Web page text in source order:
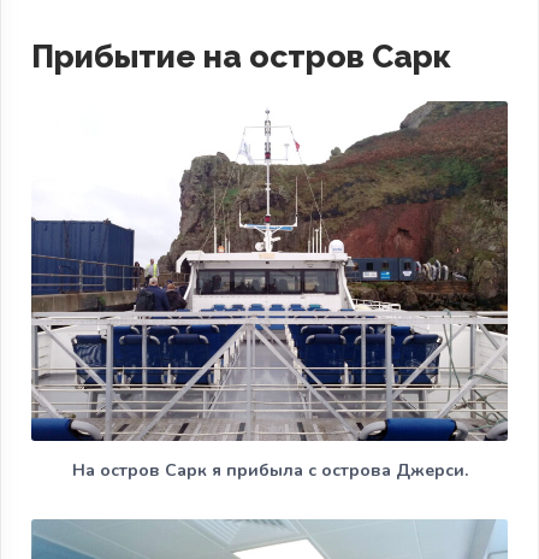
Прибытие на остров Сарк
На остров Сарк я прибыла с острова Джерси.